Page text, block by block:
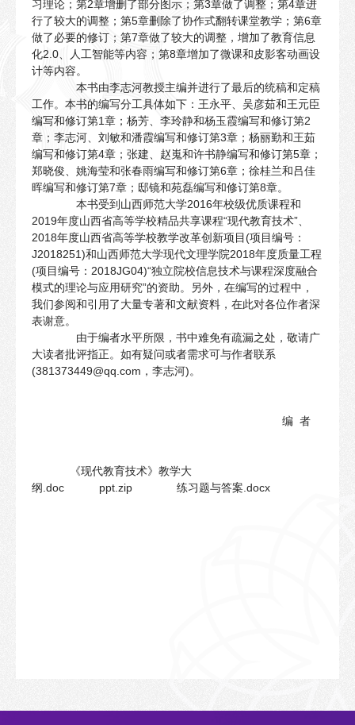
习理论；第2章增删了部分图示；第3章做了调整；第4章进
行了较大的调整；第5章删除了协作式翻转课堂教学；第6章
做了必要的修订；第7章做了较大的调整，增加了教育信息
化2.0、人工智能等内容；第8章增加了微课和皮影客动画设
计等内容。
本书由李志河教授主编并进行了最后的统稿和定稿
工作。本书的编写分工具体如下：王永平、吴彦茹和王元臣
编写和修订第1章；杨芳、李玲静和杨玉霞编写和修订第2
章；李志河、刘敏和潘霞编写和修订第3章；杨丽勤和王茹
编写和修订第4章；张建、赵嵬和许书静编写和修订第5章；
郑晓俊、姚海莹和张春雨编写和修订第6章；徐桂兰和吕佳
晖编写和修订第7章；邸镜和苑磊编写和修订第8章。
本书受到山西师范大学2016年校级优质课程和
2019年度山西省高等学校精品共享课程“现代教育技术”、
2018年度山西省高等学校教学改革创新项目(项目编号：
J2018251)和山西师范大学现代文理学院2018年度质量工程
(项目编号：2018JG04)“独立院校信息技术与课程深度融合
模式的理论与应用研究”的资助。另外，在编写的过程中，
我们参阅和引用了大量专著和文献资料，在此对各位作者深
表谢意。
由于编者水平所限，书中难免有疏漏之处，敬请广
大读者批评指正。如有疑问或者需求可与作者联系
(381373449@qq.com，李志河)。
编 者
《现代教育技术》教学大
纲.doc ppt.zip 练习题与答案.docx